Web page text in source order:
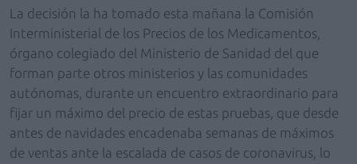
La decisión la ha tomado esta mañana la Comisión
Interministerial de los Precios de los Medicamentos,
órgano colegiado del Ministerio de Sanidad del que
forman parte otros ministerios y las comunidades
autónomas, durante un encuentro extraordinario para
fijar un máximo del precio de estas pruebas, que desde
antes de navidades encadenaba semanas de máximos
de ventas ante la escalada de casos de coronavirus, lo